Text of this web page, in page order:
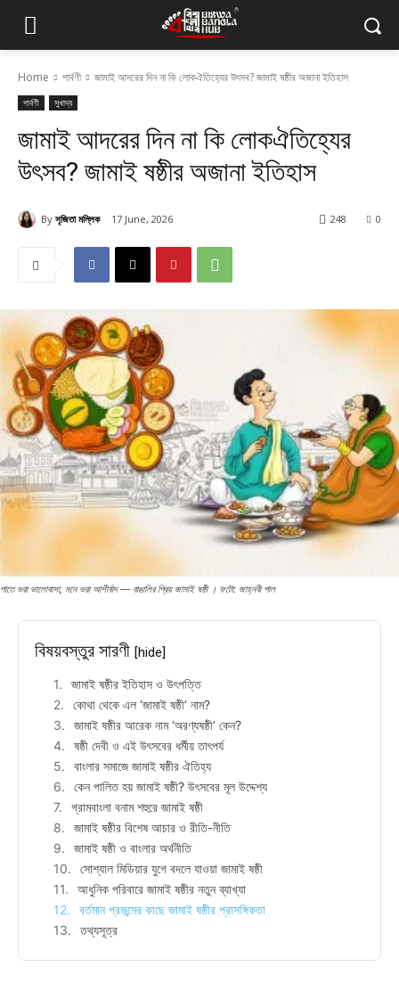
Home পার্বণী জামাই আদরের দিন না কি লোকঐতিহ্যের উৎসব? জামাই ষষ্ঠীর অজানা ইতিহাস
পার্বণী সুখাদ্য
জামাই আদরের দিন না কি লোকঐতিহ্যের
উৎসব? জামাই ষষ্ঠীর অজানা ইতিহাস
By সৃজিতা মল্লিক 17 June, 2026 0
248
পাতে ভরা ভালোবাসা, মনে ভরা আশীর্বাদ — বাঙালির প্রিয় জামাই ষষ্ঠী । ফটো: জাহ্নবী পাল
বিষয়বস্তুর সারণী [hide]
জামাই ষষ্ঠীর ইতিহাস ও উৎপত্তি
কোথা থেকে এল ‘জামাই ষষ্ঠী’ নাম?
জামাই ষষ্ঠীর আরেক নাম ‘অরণ্যষষ্ঠী’ কেন?
ষষ্ঠী দেবী ও এই উৎসবের ধর্মীয় তাৎপর্য
বাংলার সমাজে জামাই ষষ্ঠীর ঐতিহ্য
কেন পালিত হয় জামাই ষষ্ঠী? উৎসবের মূল উদ্দেশ্য
গ্রামবাংলা বনাম শহুরে জামাই ষষ্ঠী
জামাই ষষ্ঠীর বিশেষ আচার ও রীতি-নীতি
জামাই ষষ্ঠী ও বাংলার অর্থনীতি
সোশ্যাল মিডিয়ার যুগে বদলে যাওয়া জামাই ষষ্ঠী
আধুনিক পরিবারে জামাই ষষ্ঠীর নতুন ব্যাখ্যা
বর্তমান প্রজন্মের কাছে জামাই ষষ্ঠীর প্রাসঙ্গিকতা
তথ্যসূত্র